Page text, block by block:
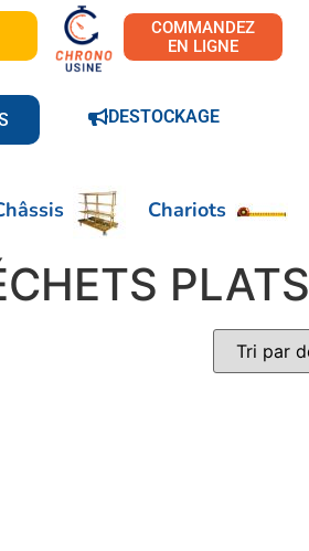
COMMANDEZ
EN LIGNE
DESTOCKAGE
Chariots
PLATS